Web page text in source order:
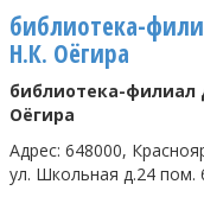
библиотека-
Н.К. Оёгира
библиотека-филиал
Оёгира
Адрес: 648000,
ул. Школьная д.24 пом.